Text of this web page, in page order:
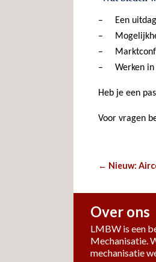
–
Een
–
–
–
Werken
Heb je een
Voor vragen
← Nieuw:
Over ons
LMBW is een
Mechanisatie.
mechanisatie